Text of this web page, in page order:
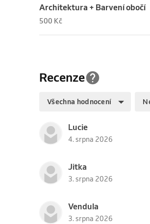
Architektura + Barvení obočí
500 Kč
Recenze
Všechna hodnocení
Lucie
4. srpna 2026
Jitka
3. srpna 2026
Vendula
3. srpna 2026